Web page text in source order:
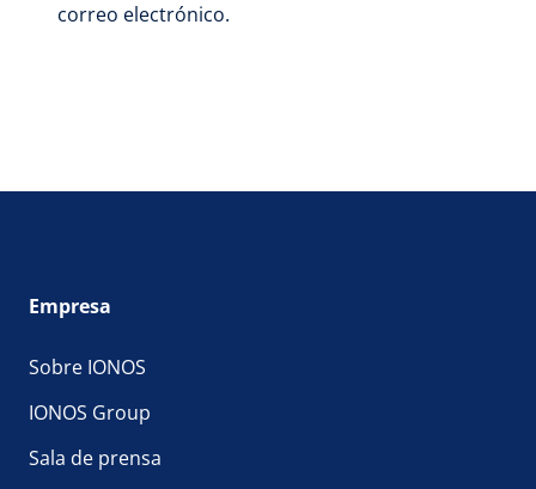
correo electrónico.
Empresa
Sobre IONOS
IONOS Group
Sala de prensa